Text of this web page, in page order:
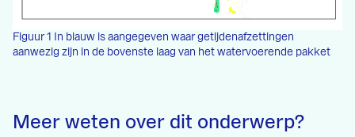
Figuur 1 In blauw is aangegeven waar getijdenafzettingen
aanwezig zijn in de bovenste laag van het watervoerende pakket
Meer weten over dit onderwerp?